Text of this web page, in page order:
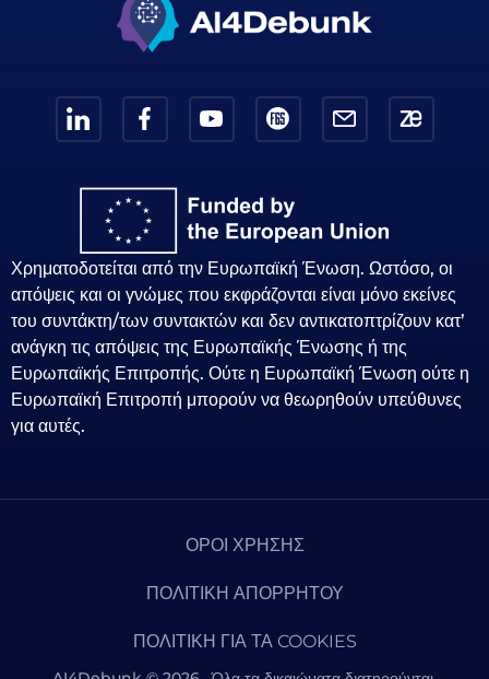
Χρηματοδοτείται από την Ευρωπαϊκή Ένωση. Ωστόσο, οι
απόψεις και οι γνώμες που εκφράζονται είναι μόνο εκείνες
του συντάκτη/των συντακτών και δεν αντικατοπτρίζουν κατ’
ανάγκη τις απόψεις της Ευρωπαϊκής Ένωσης ή της
Ευρωπαϊκής Επιτροπής. Ούτε η Ευρωπαϊκή Ένωση ούτε η
Ευρωπαϊκή Επιτροπή μπορούν να θεωρηθούν υπεύθυνες
για αυτές.
ΌΡΟΙ ΧΡΉΣΗΣ
ΠΟΛΙΤΙΚΉ ΑΠΟΡΡΉΤΟΥ
ΠΟΛΙΤΙΚΉ ΓΙΑ ΤΑ COOKIES